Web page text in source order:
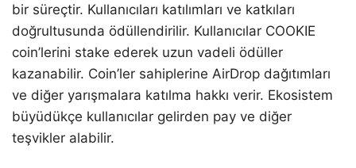
bir süreçtir. Kullanıcıları katılımları ve katkıları
doğrultusunda ödüllendirilir. Kullanıcılar COOKIE
coin’lerini stake ederek uzun vadeli ödüller
kazanabilir. Coin’ler sahiplerine AirDrop dağıtımları
ve diğer yarışmalara katılma hakkı verir. Ekosistem
büyüdükçe kullanıcılar gelirden pay ve diğer
teşvikler alabilir.